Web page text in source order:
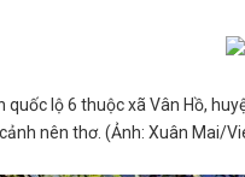
quốc lộ 6 thuộc xã Vân Hồ,
nên thơ. (Ảnh: Xuân Mai/